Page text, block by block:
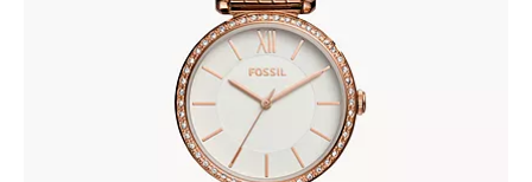
FOSSIL BQ3497
00